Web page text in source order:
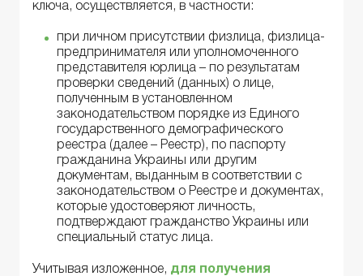
ключа, осуществляется, в частности:
при личном присутствии физлица, физлица-
предпринимателя или уполномоченного
представителя юрлица – по результатам
проверки сведений (данных) о лице,
полученным в установленном
законодательством порядке из Единого
государственного демографического
реестра (далее – Реестр), по паспорту
гражданина Украины или другим
документам, выданным в соответствии с
законодательством о Реестре и документах,
которые удостоверяют личность,
подтверждают гражданство Украины или
специальный статус лица.
Учитывая изложенное, для получения